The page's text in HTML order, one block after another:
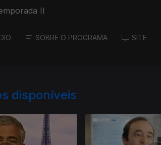
II
SOBRE O PROGRAMA SITE
disponíveis